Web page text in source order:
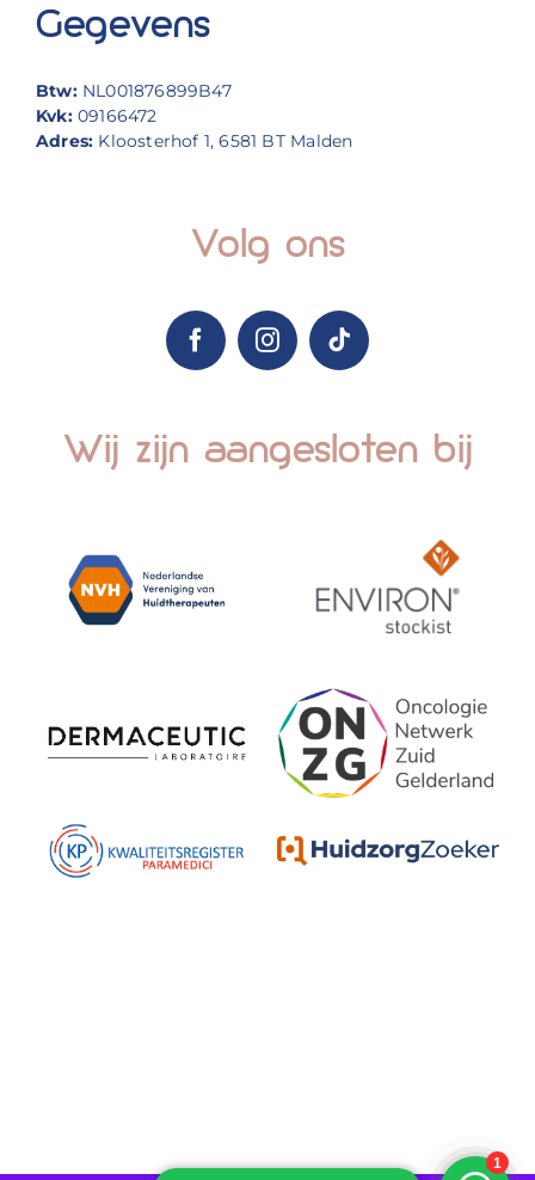
Gegevens
Btw: NL001876899B47
Kvk:09166472
Adres: Kloosterhof 1, 6581 BT Malden
Volg ons
Wij zijn aangesloten bij